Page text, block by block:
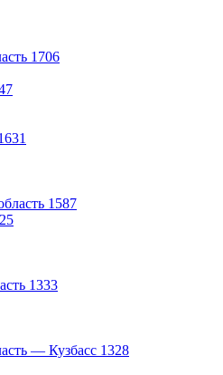
1706
1587
1333
— Кузбасс 1328